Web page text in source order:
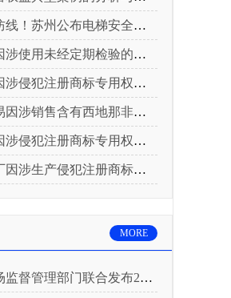
州公布电梯安全领域典型案例
未经定期检验的压力管道被查
侵犯注册商标专用权被查
售含有西地那非的保健食品被查
侵犯注册商标专用权被查
侵犯注册商标专用权的产品被查
MORE
门联合发布2026年春节期间消费提示